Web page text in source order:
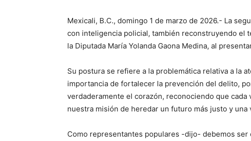
Mexicali, B.C., domingo 1 de marzo de 2026.- La
con inteligencia policial, también reconstruyendo el
la Diputada María Yolanda Gaona Medina, al
Su postura se refiere a la problemática relativa a la
importancia de fortalecer la prevención del delito,
verdaderamente el corazón, reconociendo que
nuestra misión de heredar un futuro más justo y una
Como representantes populares -dijo- debemos